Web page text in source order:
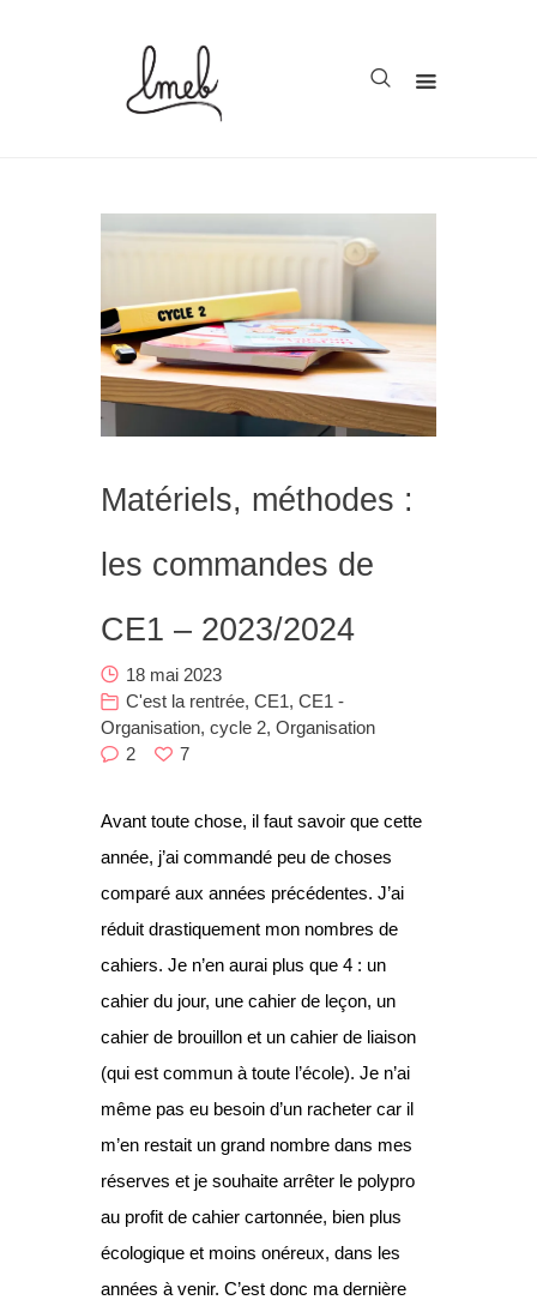
Organisation
Teachcollab
La communauté
Contact
Matériels, méthodes :
les commandes de
CE1 – 2023/2024
18 mai 2023
C'est la rentrée, CE1, CE1 -
Organisation, cycle 2, Organisation
2
7
Avant toute chose, il faut savoir que cette
année, j’ai commandé peu de choses
comparé aux années précédentes. J’ai
réduit drastiquement mon nombres de
cahiers. Je n’en aurai plus que 4 : un
cahier du jour, une cahier de leçon, un
cahier de brouillon et un cahier de liaison
(qui est commun à toute l’école). Je n’ai
même pas eu besoin d’un racheter car il
m’en restait un grand nombre dans mes
réserves et je souhaite arrêter le polypro
au profit de cahier cartonnée, bien plus
écologique et moins onéreux, dans les
années à venir. C’est donc ma dernière